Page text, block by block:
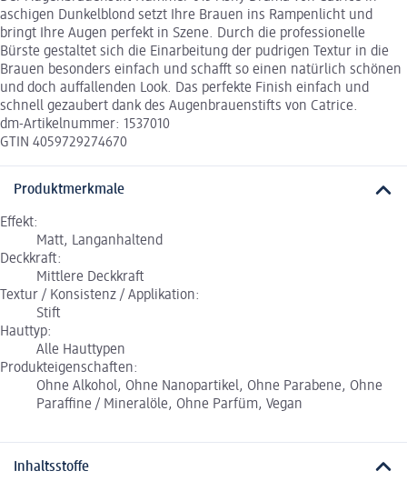
aschigen Dunkelblond setzt Ihre Brauen ins Rampenlicht und
bringt Ihre Augen perfekt in Szene. Durch die professionelle
Bürste gestaltet sich die Einarbeitung der pudrigen Textur in die
Brauen besonders einfach und schafft so einen natürlich schönen
und doch auffallenden Look. Das perfekte Finish einfach und
schnell gezaubert dank des Augenbrauenstifts von Catrice.
dm-Artikelnummer: 1537010
GTIN 4059729274670
Produktmerkmale
Effekt:
Matt, Langanhaltend
Deckkraft:
Mittlere Deckkraft
Textur / Konsistenz / Applikation:
Stift
Hauttyp:
Alle Hauttypen
Produkteigenschaften:
Ohne Alkohol, Ohne Nanopartikel, Ohne Parabene, Ohne
Paraffine / Mineralöle, Ohne Parfüm, Vegan
Inhaltsstoffe